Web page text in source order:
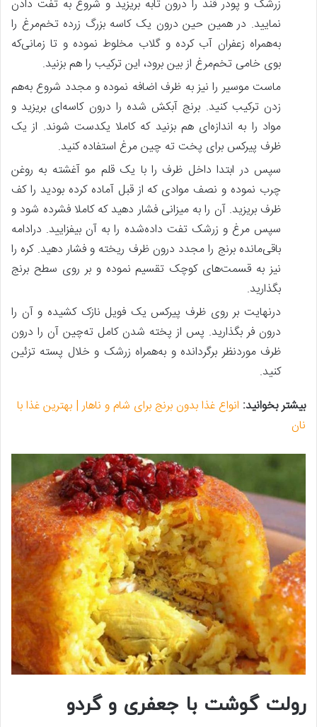
زرشک و پودر قند را درون تابه بریزید و شروع به تفت دادن
نمایید. در همین حین درون یک کاسه بزرگ زرده تخم‌مرغ را
به‌همراه زعفران آب کرده و گلاب مخلوط نموده و تا زمانی‌که
بوی خامی تخم‌مرغ از بین برود، این ترکیب را هم بزنید.
ماست موسیر را نیز به ظرف اضافه نموده و مجدد شروع به‌هم
زدن ترکیب کنید. برنج آبکش شده را درون کاسه‌ای بریزید و
مواد را به اندازه‌ای هم بزنید که کاملا یکدست شوند. از یک
ظرف پیرکس برای پخت ته چین مرغ استفاده کنید.
سپس در ابتدا داخل ظرف را با یک قلم مو آغشته به روغن
چرب نموده و نصف موادی که از قبل آماده کرده بودید را کف
ظرف بریزید. آن را به میزانی فشار دهید که کاملا فشرده شود و
سپس مرغ و زرشک تفت داده‌شده را به آن بیفزایید. درادامه
باقی‌مانده برنج را مجدد درون ظرف ریخته و فشار دهید. کره را
نیز به قسمت‌های کوچک تقسیم نموده و بر روی سطح برنج
بگذارید.
درنهایت بر روی ظرف پیرکس یک فویل نازک کشیده و آن را
درون فر بگذارید. پس‌ از پخته شدن کامل ته‌چین آن را درون
ظرف موردنظر برگردانده و به‌همراه زرشک و خلال پسته تزئین
کنید.
بیشتر بخوانید: انواع غذا بدون برنج برای شام و ناهار | بهترین غذا با
نان
رولت گوشت با جعفری و گردو